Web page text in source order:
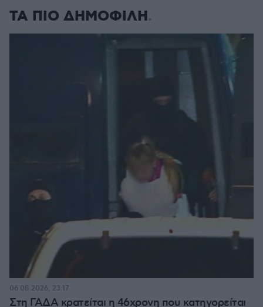
ΤΑ ΠΙΟ ΔΗΜΟΦΙΛΗ
Στη ΓΑΔΑ κρατείται η 46χρονη που κατηγορείται
06.08.2026, 23:17